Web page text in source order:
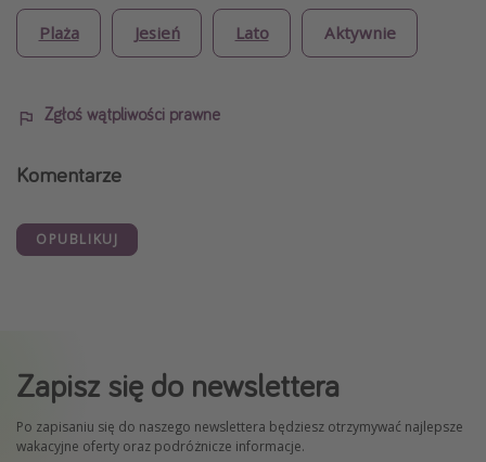
Plaża Jesień Lato Aktywnie
Zgłoś wątpliwości prawne
Komentarze
OPUBLIKUJ
Zapisz się do newslettera
Po zapisaniu się do naszego newslettera będziesz otrzymywać najlepsze
wakacyjne oferty oraz podróżnicze informacje.